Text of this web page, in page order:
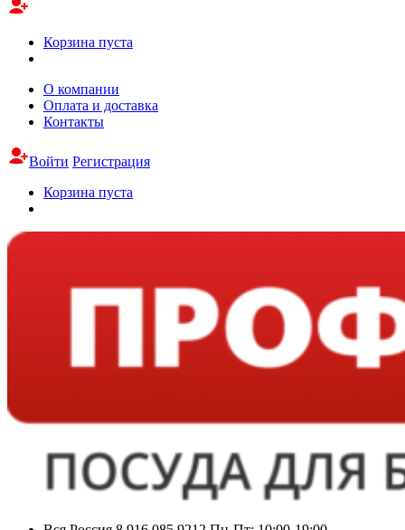
Корзина пуста
О компании
Оплата и доставка
Контакты
Войти Регистрация
Корзина пуста